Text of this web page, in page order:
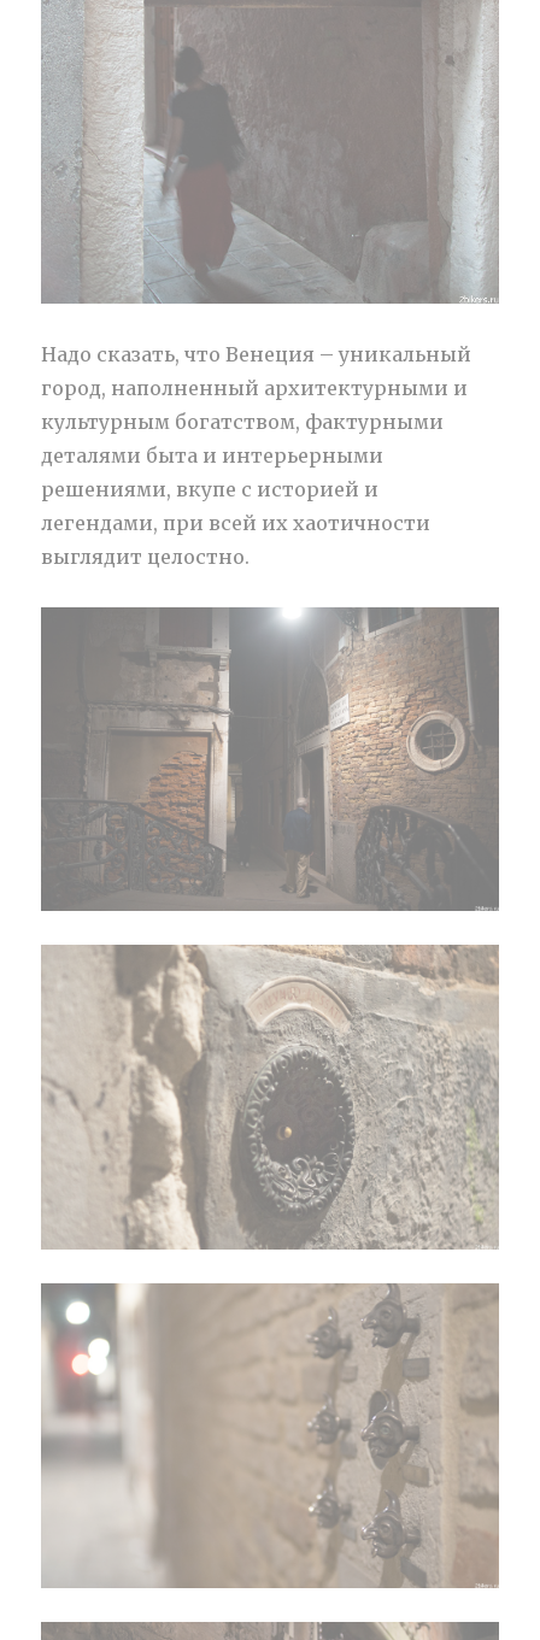
Надо сказать, что Венеция – уникальный
город, наполненный архитектурными и
культурным богатством, фактурными
деталями быта и интерьерными
решениями, вкупе с историей и
легендами, при всей их хаотичности
выглядит целостно.